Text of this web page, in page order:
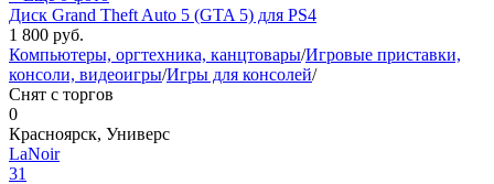
Диск Grand Theft Auto 5 (GTA 5) для PS4
1 800 руб.
Компьютеры, оргтехника, канцтовары/Игровые приставки,
консоли, видеоигры/Игры для консолей/
Снят с торгов
0
Красноярск, Универс
LaNoir
31